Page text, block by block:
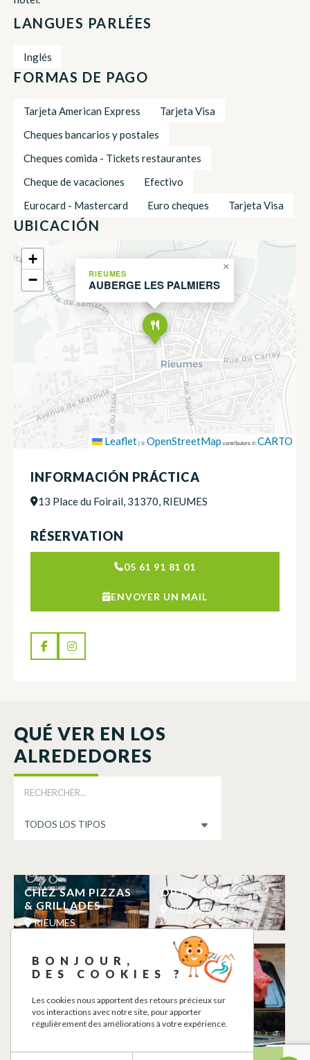
LANGUES PARLÉES
Inglés
FORMAS DE PAGO
Tarjeta American Express
Tarjeta Visa
Cheques bancarios y postales
Cheques comida - Tickets restaurantes
Cheque de vacaciones
Efectivo
Eurocard - Mastercard
Euro cheques Tarjeta Visa
UBICACIÓN
RIEUMES
AUBERGE LES PALMIERS
×
+
−
Leaflet|©OpenStreetMap contributors ©CARTO
INFORMACIÓN PRÁCTICA
13 Place du Foirail, 31370, RIEUMES
RÉSERVATION
05 61 91 81 01
ENVOYER UN MAIL
QUÉ VER EN LOS
ALREDEDORES
CHEZ SAM PIZZAS
& GRILLADES
RIEUMES
OPTIC 2000
RIEUMES
LA FERME
D’ANTIOQUE
LES DULCES DE
JAMALI
PETIT CASINO
PISCINE
BONJOUR,
DES COOKIES ?
Les cookies nous apportent des retours précieux sur
vos interactions avec notre site, pour apporter
régulièrement des améliorations à votre expérience.